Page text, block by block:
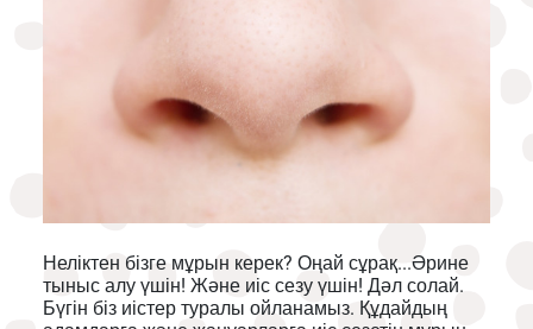
Неліктен бізге мұрын керек? Оңай сұрақ...Әрине
тыныс алу үшін! Және иіс сезу үшін! Дәл солай.
Бүгін біз иістер туралы ойланамыз. Құдайдың